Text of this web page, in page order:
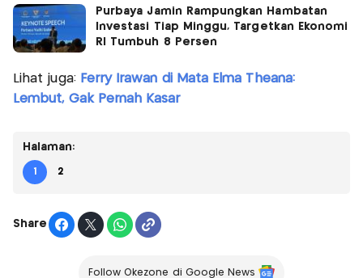
Purbaya Jamin Rampungkan Hambatan
Investasi Tiap Minggu, Targetkan Ekonomi
RI Tumbuh 8 Persen
Lihat juga: Ferry Irawan di Mata Elma Theana:
Lembut, Gak Pernah Kasar
Halaman:
1 2
Share
Follow Okezone di Google News